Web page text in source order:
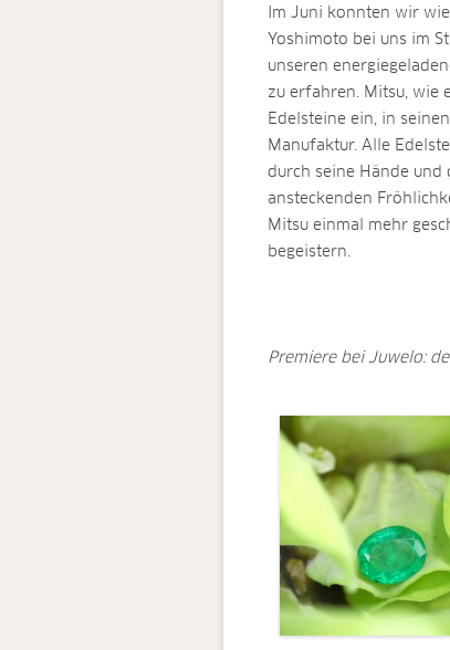
Im Juni konnten wir
Yoshimoto bei uns im
unseren
zu erfahren. Mitsu, wie
Edelsteine ein, in
Manufaktur. Alle
durch seine Hände
ansteckenden
Mitsu einmal mehr
begeistern.
Premiere bei Juwelo: